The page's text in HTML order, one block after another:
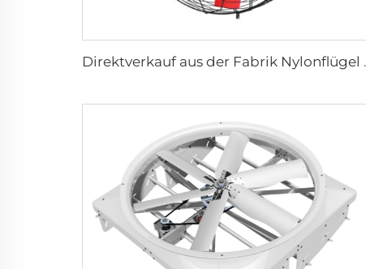
Direktverkauf aus